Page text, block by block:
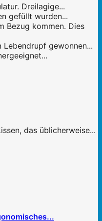
Dreilagige...
gefüllt wurden...
Bezug kommen. Dies
Lebendrupf gewonnen...
das üblicherweise...